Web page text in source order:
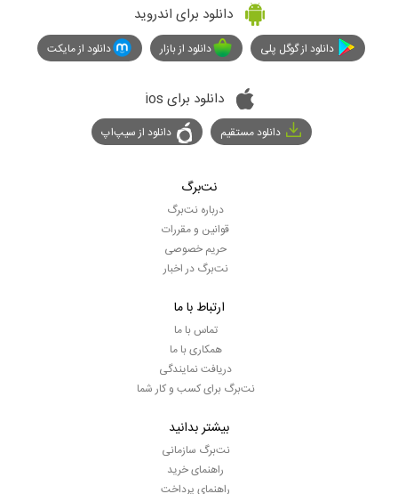
دانلود برای اندروید
دانلود از گوگل پلی دانلود از بازار دانلود از مایکت
دانلود برای ios
دانلود مستقیم دانلود از سیپ‌اپ
نت‌برگ
درباره نت‌برگ
قوانین و مقررات
حریم خصوصی
نت‌برگ در اخبار
ارتباط با ما
تماس با ما
همکاری با ما
دریافت نمایندگی
نت‌برگ برای کسب و کار شما
بیشتر بدانید
نت‌برگ سازمانی
راهنمای خرید
راهنمای پرداخت